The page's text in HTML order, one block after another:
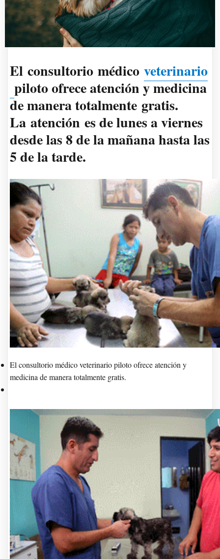
El consultorio médico veterinario
piloto ofrece atención y medicina
de manera totalmente gratis.
La atención es de lunes a viernes
desde las 8 de la mañana hasta las
5 de la tarde.
El consultorio médico veterinario piloto ofrece atención y
medicina de manera totalmente gratis.